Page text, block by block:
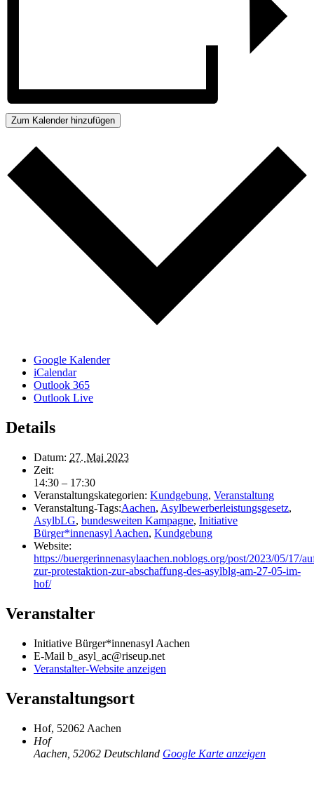
Zum Kalender hinzufügen
Google Kalender
iCalendar
Outlook 365
Outlook Live
Details
Datum: 27. Mai 2023
Zeit:
14:30 – 17:30
Veranstaltungskategorien: Kundgebung, Veranstaltung
Veranstaltung-Tags:Aachen, Asylbewerberleistungsgesetz,
AsylbLG, bundesweiten Kampagne, Initiative
Bürger*innenasyl Aachen, Kundgebung
Website:
https://buergerinnenasylaachen.noblogs.org/post/2023/05/17/
zur-protestaktion-zur-abschaffung-des-asylblg-am-27-05-im-
hof/
Veranstalter
Initiative Bürger*innenasyl Aachen
E-Mail b_asyl_ac@riseup.net
Veranstalter-Website anzeigen
Veranstaltungsort
Hof, 52062 Aachen
Hof
Aachen 52062 Deutschland Google Karte anzeigen